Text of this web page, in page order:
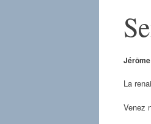
Jérôme
La
Venez